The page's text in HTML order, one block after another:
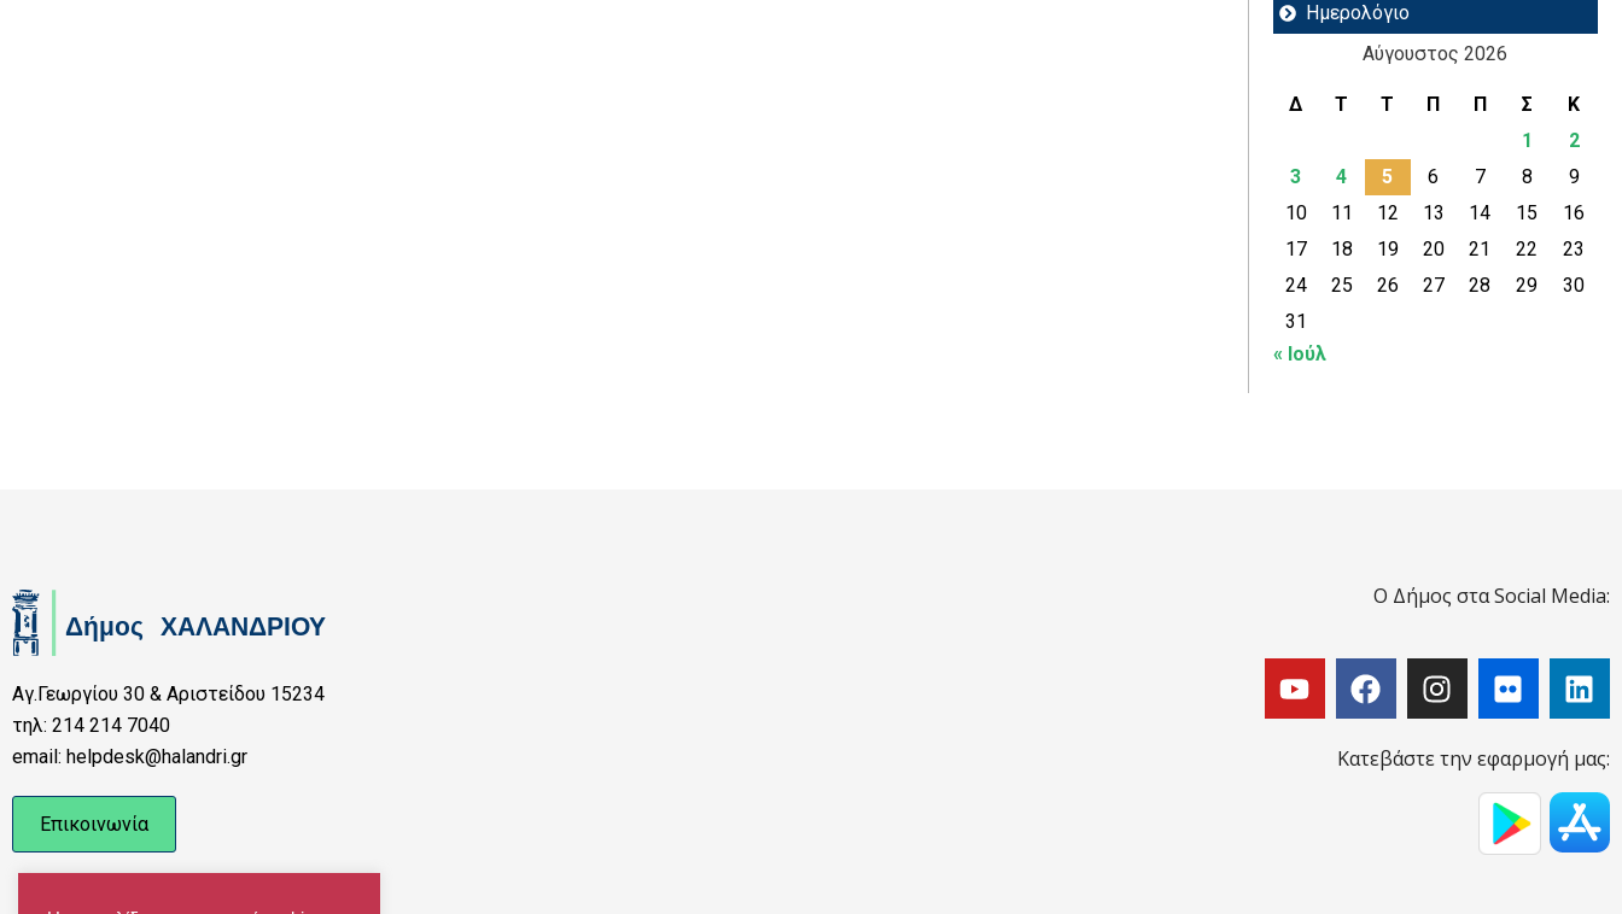
Ημερολόγιο
Αύγουστος 2026
Δ Τ Τ Π Π Σ
Κ
1
2
3
4 5 6 7 8
9
10
11 12 13 14 15
16
17
18 19 20 21 22
23
24
25 26 27 28 29
30
31
« Ιούλ
Αγ.Γεωργίου 30 & Αριστείδου 15234
τηλ: 214 214 7040
email: helpdesk@halandri.gr
Επικοινωνία
Ο Δήμος στα Social Media:
Κατεβάστε την εφαρμογή μας: